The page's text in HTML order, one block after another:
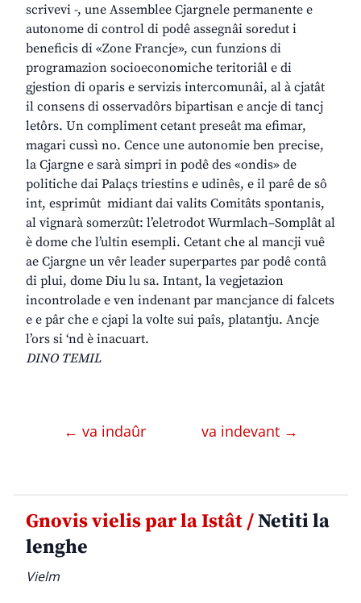
scrivevi -, une Assemblee Cjargnele permanente e
autonome di control di podê assegnâi soredut i
beneficis di «Zone Francje», cun funzions di
programazion socioeconomiche teritoriâl e di
gjestion di oparis e servizis intercomunâi, al à cjatât
il consens di osservadôrs bipartisan e ancje di tancj
letôrs. Un compliment cetant preseât ma efimar,
magari cussì no. Cence une autonomie ben precise,
la Cjargne e sarà simpri in podê des «ondis» de
politiche dai Palaçs triestins e udinês, e il parê de sô
int, esprimût midiant dai valits Comitâts spontanis,
al vignarà somerzût: l’eletrodot Wurmlach–Somplât al
è dome che l’ultin esempli. Cetant che al mancji vuê
ae Cjargne un vêr leader superpartes par podê contâ
di plui, dome Diu lu sa. Intant, la vegjetazion
incontrolade e ven indenant par mancjance di falcets
e e pâr che e cjapi la volte sui paîs, platantju. Ancje
l’ors si ‘nd è inacuart.
DINO TEMIL
← va indaûr va indevant →
Gnovis vielis par la Istât /Netiti la
lenghe
Vielm